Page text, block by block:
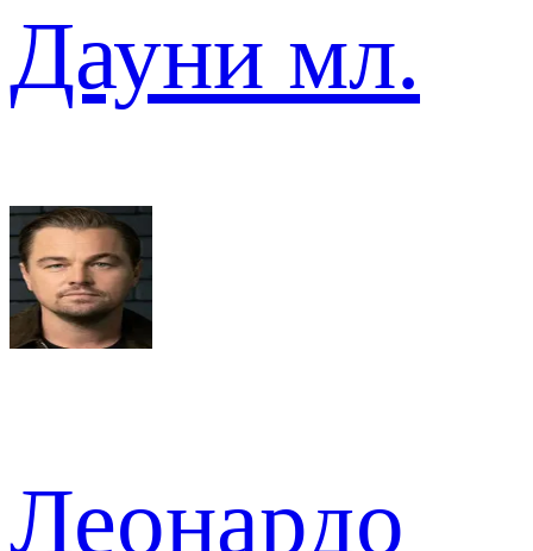
Дауни мл.
Леонардо